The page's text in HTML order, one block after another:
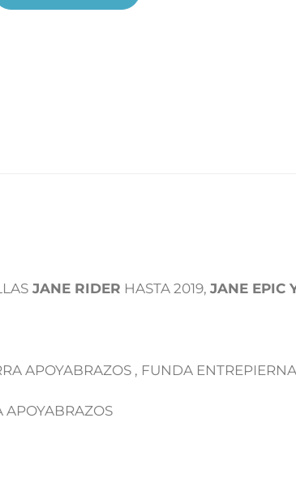
JANE RIDER HASTA 2019, JANE EPIC
APOYABRAZOS , FUNDA
APOYABRAZOS